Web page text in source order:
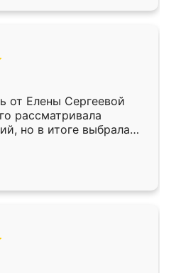
от Елены Сергеевой
рассматривала
но в итоге выбрала
условия, потом
всё спокойно объяснил
в срок, с
Качеством осталась
так, как и ожидала.